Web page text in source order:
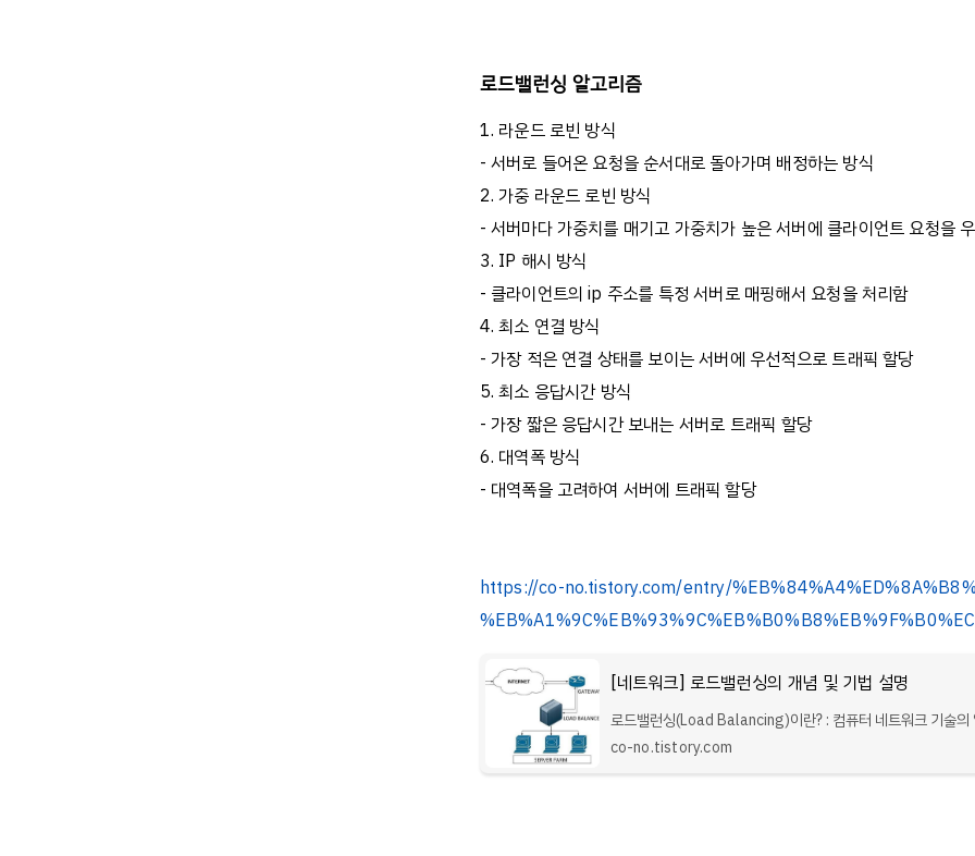
로드밸런싱 알고리즘
1. 라운드 로빈 방식
- 서버로 들어온 요청을 순서대로 돌아가며 배정하는 방식
2. 가중 라운드 로빈 방식
- 서버마다 가중치를 매기고 가중치가 높은 서버에 클라이언트 요청을
3. IP 해시 방식
- 클라이언트의 ip 주소를 특정 서버로 매핑해서 요청을 처리함
4. 최소 연결 방식
- 가장 적은 연결 상태를 보이는 서버에 우선적으로 트래픽 할당
5. 최소 응답시간 방식
- 가장 짧은 응답시간 보내는 서버로 트래픽 할당
6. 대역폭 방식
- 대역폭을 고려하여 서버에 트래픽 할당
https://co-no.tistory.com/entry/
[네트워크] 로드밸런싱의 개념 및 기법 설명
로드밸런싱(Load Balancing)이란? : 컴퓨터 네트워크 기술의
로 둘 혹은 셋 이상의 중앙처리장치 혹은 저장장치와 같은 컴퓨터
co-no.tistory.com